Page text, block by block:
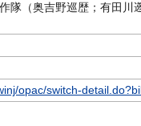
（奥吉野巡歴；有田川
opac/switch-